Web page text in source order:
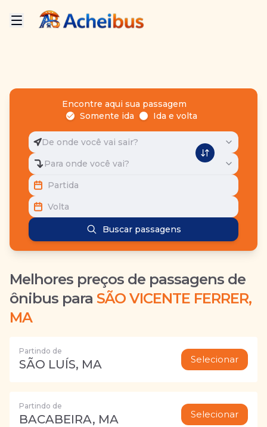
Encontre aqui sua passagem
Somente ida
Ida e volta
De onde você vai sair?
Para onde você vai?
Partida
Volta
Buscar passagens
Melhores preços de passagens de
ônibus para SÃO VICENTE FERRER,
MA
Partindo de
SÃO LUÍS, MA Selecionar
Partindo de
BACABEIRA, MA Selecionar